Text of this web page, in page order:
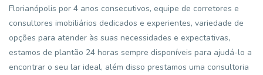
Florianópolis por 4 anos consecutivos, equipe de corretores e
consultores imobiliários dedicados e experientes, variedade de
opções para atender às suas necessidades e expectativas,
estamos de plantão 24 horas sempre disponíveis para ajudá-lo a
encontrar o seu lar ideal, além disso prestamos uma consultoria